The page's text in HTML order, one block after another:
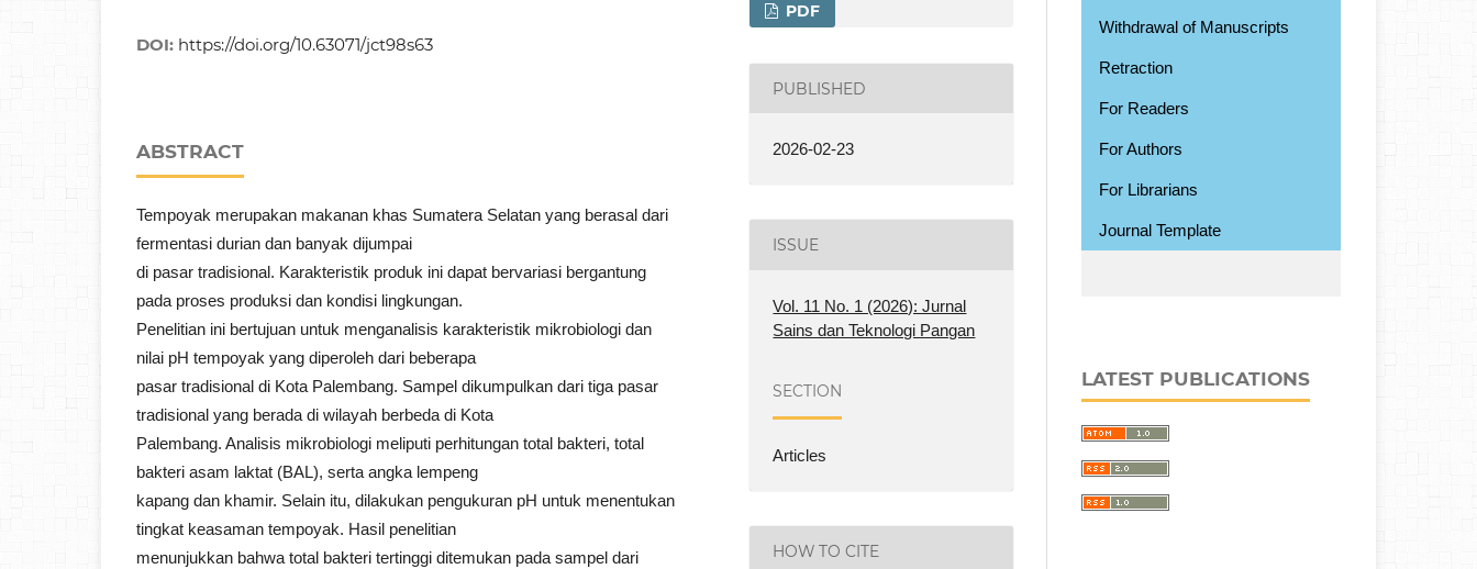
DOI: https://doi.org/10.63071/jct98s63
ABSTRACT
Tempoyak merupakan makanan khas Sumatera Selatan yang berasal dari
fermentasi durian dan banyak dijumpai
di pasar tradisional. Karakteristik produk ini dapat bervariasi bergantung
pada proses produksi dan kondisi lingkungan.
Penelitian ini bertujuan untuk menganalisis karakteristik mikrobiologi dan
nilai pH tempoyak yang diperoleh dari beberapa
pasar tradisional di Kota Palembang. Sampel dikumpulkan dari tiga pasar
tradisional yang berada di wilayah berbeda di Kota
Palembang. Analisis mikrobiologi meliputi perhitungan total bakteri, total
bakteri asam laktat (BAL), serta angka lempeng
kapang dan khamir. Selain itu, dilakukan pengukuran pH untuk menentukan
tingkat keasaman tempoyak. Hasil penelitian
menunjukkan bahwa total bakteri tertinggi ditemukan pada sampel dari
PDF
PUBLISHED
2026-02-23
ISSUE
Vol. 11 No. 1 (2026): Jurnal
Sains dan Teknologi Pangan
SECTION
Articles
HOW TO CITE
Withdrawal of Manuscripts
Retraction
For Readers
For Authors
For Librarians
Journal Template
LATEST PUBLICATIONS